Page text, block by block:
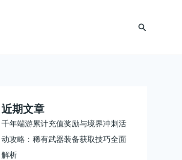
搜
近期文章
千年端游累计充值奖励与境界冲刺活
动攻略：稀有武器装备获取技巧全面
解析